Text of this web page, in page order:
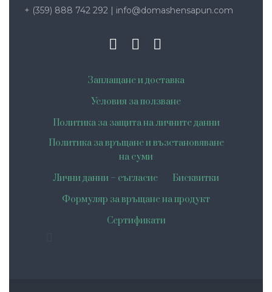
+ (359) 888 742 292 | info@domashensapun.com
Заплащане и доставка
Условия за ползване
Политика за защита на личните данни
Политика за връщане и възстановяване
на суми
Лични данни – съгласие
Бисквитки
Формуляр за връщане на продукт
Сертификати